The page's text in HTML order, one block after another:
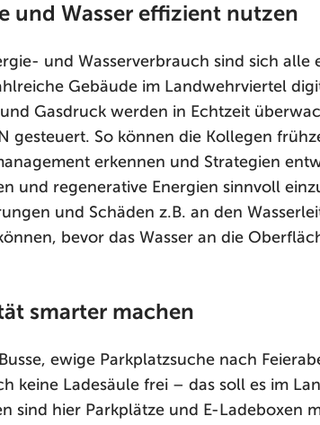
und Wasser effizient nutzen
und Wasserverbrauch sind sich
Gebäude im Landwehrviertel
Gasdruck werden in Echtzeit
gesteuert. So können die Kollegen
erkennen und Strategien
und regenerative Energien sinnvoll
und Schäden z.B. an den
bevor das Wasser an die
smarter machen
ewige Parkplatzsuche nach
keine Ladesäule frei – das soll es im
sind hier Parkplätze und E-Ladeboxen